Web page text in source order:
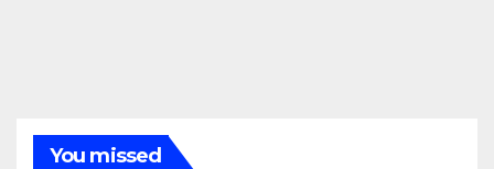
You missed